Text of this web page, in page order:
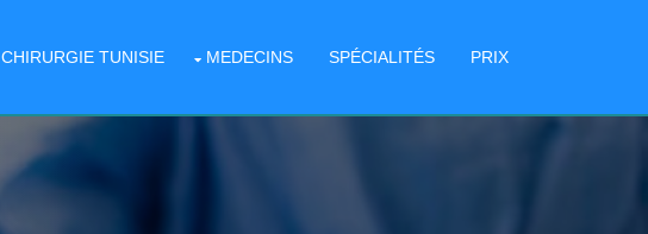
CHIRURGIE TUNISIE MEDECINS SPÉCIALITÉS PRIX